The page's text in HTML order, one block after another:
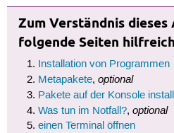
Zum Verständnis
folgende Seiten
Installation von Programmen
Metapakete, optional
Pakete auf der Konsole
Was tun im Notfall?, optional
einen Terminal öffnen